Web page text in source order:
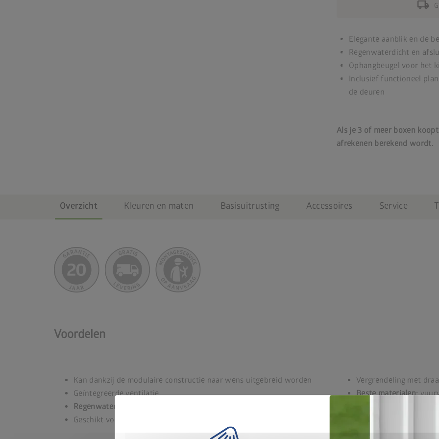
local_shipping
Elegante aanblik en de
Regenwaterdicht en
Ophangbeugel voor het
Inclusief functioneel
de deuren
Als je 3 of meer boxen
afrekenen berekend wordt.
Overzicht Kleuren en maten Basisuitrusting Accessoires Service
Voordelen
Kan dankzij de modulaire constructie naar wens uitgebreid worden
Geïntegreerde ventilatie
Regenwaterdicht
Geschikt voor containers van 120 l of 240 l
Vergrendeling met
Beste materialen: